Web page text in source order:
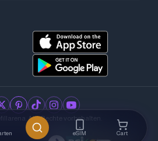
eSIM Cart
facebook
twitter
pinterest
tiktok
instagram
youtube
Alle Rechte vorbehalten